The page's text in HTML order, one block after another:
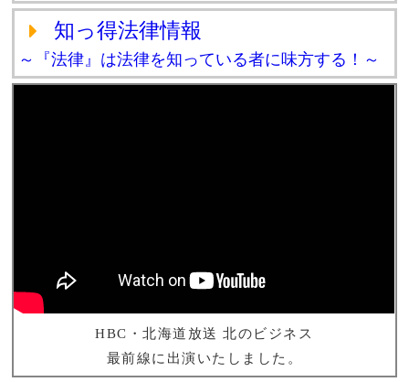
知っ得法律情報
～『法律』は法律を知っている者に味方する！～
HBC・北海道放送 北のビジネス
最前線に出演いたしました。